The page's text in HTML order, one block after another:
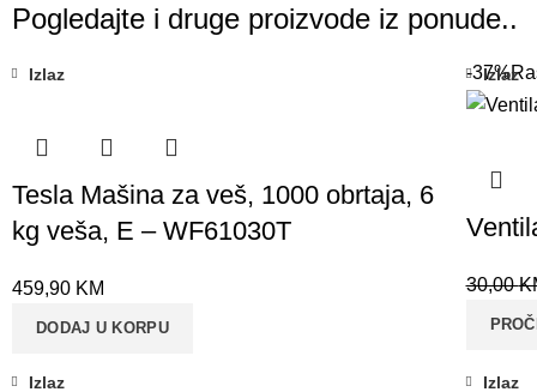
Pogledajte i druge proizvode iz ponude..
Izlaz
Tesla Mašina za veš, 1000 obrtaja, 6
kg veša, E – WF61030T
459,90 KM
DODAJ U KORPU
-37%
Izlaz
30,00
Izlaz Izlaz